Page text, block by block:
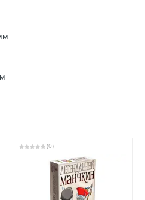
(0)